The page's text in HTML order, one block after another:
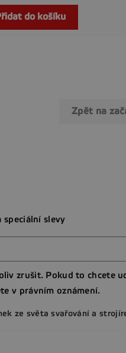
do košíku
Zpět na
speciální slevy
zrušit. Pokud to chcete
v právním oznámení.
ze světa svařování a